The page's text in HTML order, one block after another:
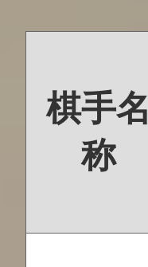
棋手名
称